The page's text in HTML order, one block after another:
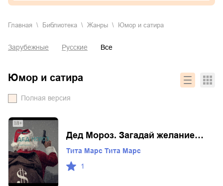
Главная Библиотека Жанры юмор и сатира
Зарубежные Русские Все
юмор и сатира
Полная версия
Дед Мороз. Загадай желание…
Тита Марс Тита Марс
1